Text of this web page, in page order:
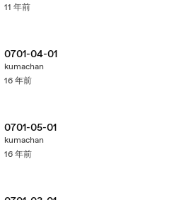
11 年前
0701-04-01
kumachan
16 年前
0701-05-01
kumachan
16 年前